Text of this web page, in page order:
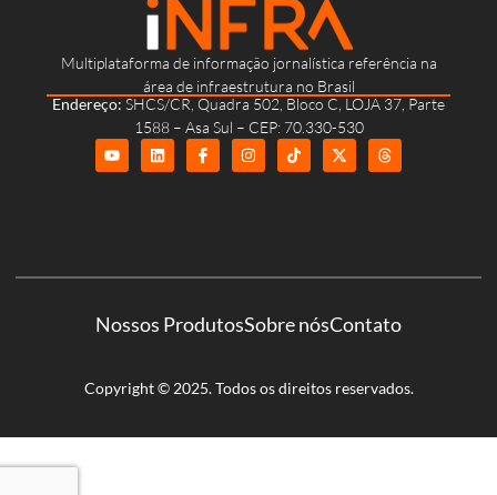
Multiplataforma de informação jornalística referência na
área de infraestrutura no Brasil
Endereço: SHCS/CR, Quadra 502, Bloco C, LOJA 37, Parte
1588 – Asa Sul – CEP: 70.330-530
Nossos ProdutosSobre nósContato
Copyright © 2025. Todos os direitos reservados.